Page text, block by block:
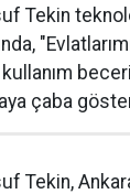
Tekin
çaba
Tekin,